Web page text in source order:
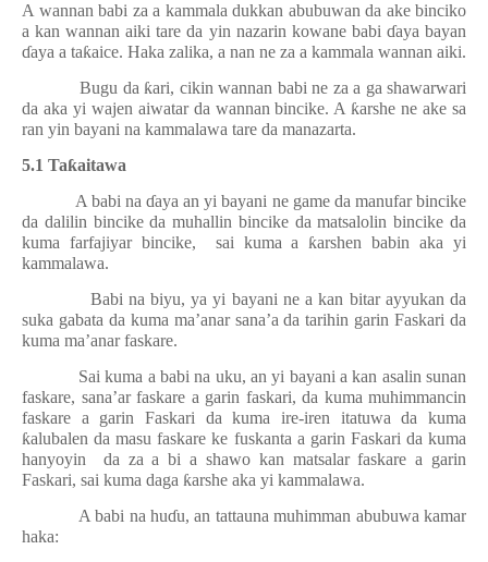
A wannan babi za a kammala dukkan abubuwan da ake binciko
a kan wannan aiki tare da yin nazarin kowane babi ɗaya bayan
ɗaya a taƙaice. Haka zalika, a nan ne za a kammala wannan aiki.
Bugu da ƙari, cikin wannan babi ne za a ga shawarwari
da aka yi wajen aiwatar da wannan bincike. A ƙarshe ne ake sa
ran yin bayani na kammalawa tare da manazarta.
5.1 Taƙaitawa
A babi na ɗaya an yi bayani ne game da manufar bincike
da dalilin bincike da muhallin bincike da matsalolin bincike da
kuma farfajiyar bincike,
sai kuma a ƙarshen babin aka yi
kammalawa.
Babi na biyu, ya yi bayani ne a kan bitar ayyukan da
suka gabata da kuma ma’anar sana’a da tarihin garin Faskari da
kuma ma’anar faskare.
Sai kuma a babi na uku, an yi bayani a kan asalin sunan
faskare, sana’ar faskare a garin faskari, da kuma muhimmancin
faskare a garin Faskari da kuma ire-iren itatuwa da kuma
ƙalubalen da masu faskare ke fuskanta a garin Faskari da kuma
hanyoyin
da za a bi a shawo kan matsalar faskare a garin
Faskari, sai kuma daga ƙarshe aka yi kammalawa.
A babi na huɗu, an tattauna muhimman abubuwa kamar
haka: